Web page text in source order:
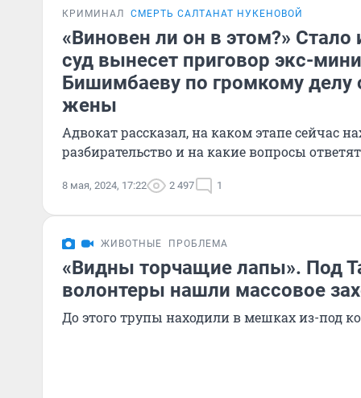
КРИМИНАЛ СМЕРТЬ САЛТАНАТ НУКЕНОВОЙ
«Виновен ли он в этом?» Стало
суд вынесет приговор экс-
Бишимбаеву по громкому делу
жены
Адвокат рассказал, на каком этапе сейчас
разбирательство и на какие вопросы
8 мая, 2024, 17:22 2 497 1
ЖИВОТНЫЕ ПРОБЛЕМА
«Видны торчащие лапы». Под
волонтеры нашли массовое
До этого трупы находили в мешках из-под